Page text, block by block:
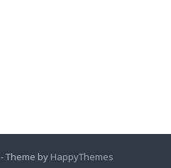
- Theme by HappyThemes